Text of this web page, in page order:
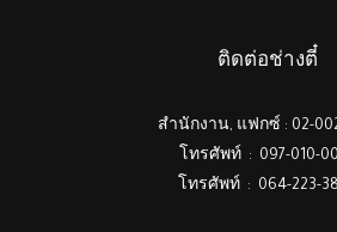
ติดต่อช่างตี๋
สำนักงาน, แฟกซ์ : 02-
โทรศัพท์ : 097-010-
โทรศัพท์ : 064-223-